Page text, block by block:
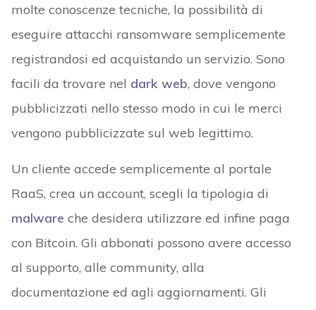
molte conoscenze tecniche, la possibilità di
eseguire attacchi ransomware semplicemente
registrandosi ed acquistando un servizio. Sono
facili da trovare nel dark web, dove vengono
pubblicizzati nello stesso modo in cui le merci
vengono pubblicizzate sul web legittimo.
Un cliente accede semplicemente al portale
RaaS, crea un account, scegli la tipologia di
malware che desidera utilizzare ed infine paga
con Bitcoin. Gli abbonati possono avere accesso
al supporto, alle community, alla
documentazione ed agli aggiornamenti. Gli